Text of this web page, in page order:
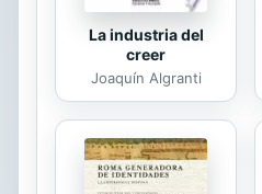
La industria del
creer
Joaquín Algranti